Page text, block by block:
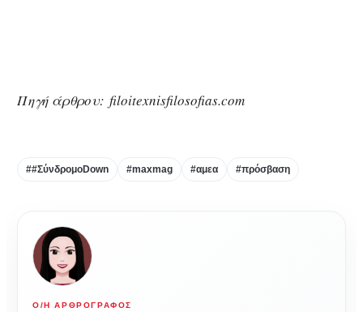
Πηγή άρθρου: filoitexnisfilosofias.com
##ΣύνδρομοDown #maxmag #αμεα #πρόσβαση
Ο/Η ΑΡΘΡΟΓΡΆΦΟΣ